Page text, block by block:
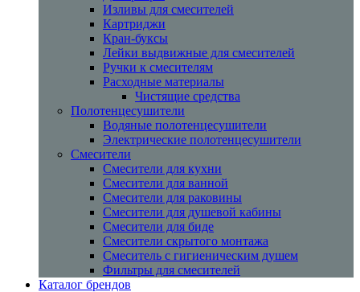
Изливы для смесителей
Картриджи
Кран-буксы
Лейки выдвижные для смесителей
Ручки к смесителям
Расходные материалы
Чистящие средства
Полотенцесушители
Водяные полотенцесушители
Электрические полотенцесушители
Смесители
Смесители для кухни
Смесители для ванной
Смесители для раковины
Смесители для душевой кабины
Смесители для биде
Смесители скрытого монтажа
Смеситель с гигиеническим душем
Фильтры для смесителей
Каталог брендов